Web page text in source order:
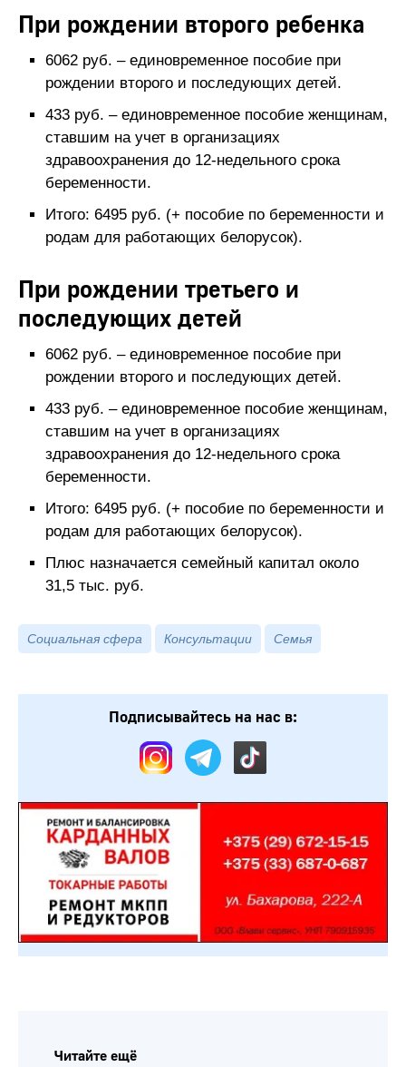
При рождении второго ребенка
6062 руб. – единовременное пособие при
рождении второго и последующих детей.
433 руб. – единовременное пособие женщинам,
ставшим на учет в организациях
здравоохранения до 12-недельного срока
беременности.
Итого: 6495 руб. (+ пособие по беременности и
родам для работающих белорусок).
При рождении третьего и
последующих детей
6062 руб. – единовременное пособие при
рождении второго и последующих детей.
433 руб. – единовременное пособие женщинам,
ставшим на учет в организациях
здравоохранения до 12-недельного срока
беременности.
Итого: 6495 руб. (+ пособие по беременности и
родам для работающих белорусок).
Плюс назначается семейный капитал около
31,5 тыс. руб.
Социальная сфера Консультации Семья
Подписывайтесь на нас в:
Читайте ещё